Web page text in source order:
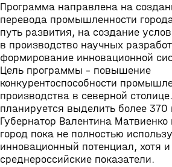
Программа направлена на
перевода промышленности
путь развития, на создание
в производство научных
формирование инновационной
Цель программы - повышение
конкурентоспособности
производства в северной
планируется выделить более
Губернатор Валентина Матвиенко
город пока не полностью
инновационный потенциал, хотя
среднероссийские показатели.